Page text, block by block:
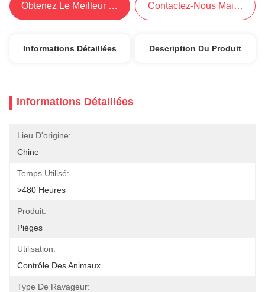
Obtenez Le Meilleur Prix Contactez-Nous Maintenant
Informations Détaillées Description Du Produit
Informations Détaillées
Lieu D'origine:
Chine
Temps Utilisé:
>480 Heures
Produit:
Pièges
Utilisation:
Contrôle Des Animaux
Type De Ravageur: